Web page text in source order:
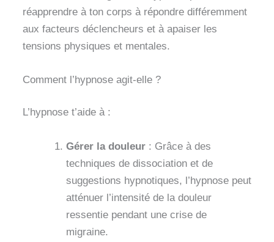
réapprendre à ton corps à répondre différemment
aux facteurs déclencheurs et à apaiser les
tensions physiques et mentales.
Comment l’hypnose agit-elle ?
L’hypnose t’aide à :
Gérer la douleur : Grâce à des
techniques de dissociation et de
suggestions hypnotiques, l’hypnose peut
atténuer l’intensité de la douleur
ressentie pendant une crise de
migraine.